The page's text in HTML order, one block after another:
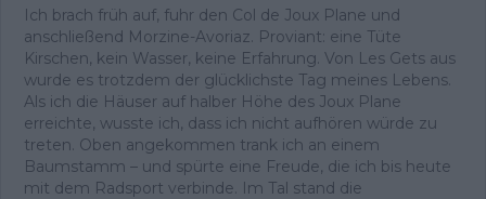
Ich brach früh auf, fuhr den Col de Joux Plane und
anschließend Morzine-Avoriaz. Proviant: eine Tüte
Kirschen, kein Wasser, keine Erfahrung. Von Les Gets aus
wurde es trotzdem der glücklichste Tag meines Lebens.
Als ich die Häuser auf halber Höhe des Joux Plane
erreichte, wusste ich, dass ich nicht aufhören würde zu
treten. Oben angekommen trank ich an einem
Baumstamm – und spürte eine Freude, die ich bis heute
mit dem Radsport verbinde. Im Tal stand die